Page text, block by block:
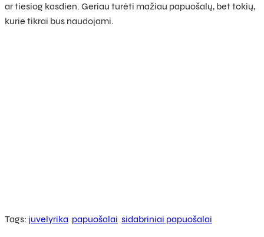
ar tiesiog kasdien. Geriau turėti mažiau papuošalų, bet tokių,
kurie tikrai bus naudojami.
Tags: juvelyrika papuošalai sidabriniai papuošalai